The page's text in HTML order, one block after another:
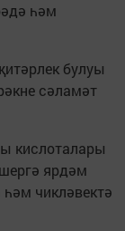
һәм
булуы
сәламәт
кислоталары
ярдәм
чикләвектә